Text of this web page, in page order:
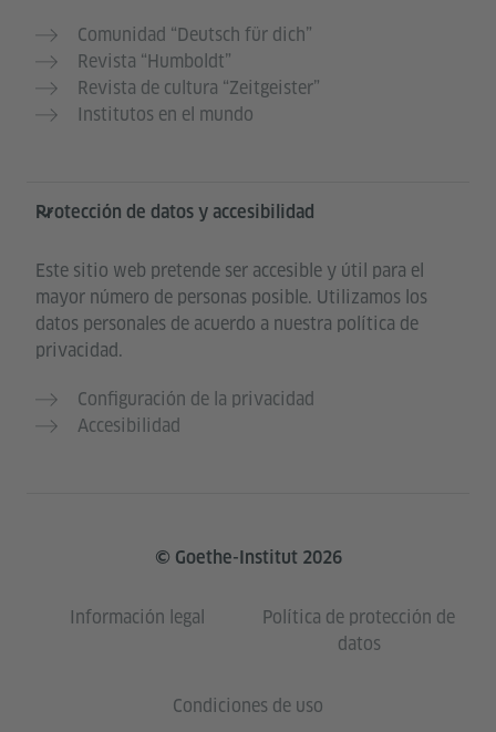
Comunidad “Deutsch für dich”
Revista “Humboldt”
Revista de cultura “Zeitgeister”
Institutos en el mundo
Protección de datos y accesibilidad
Este sitio web pretende ser accesible y útil para el
mayor número de personas posible. Utilizamos los
datos personales de acuerdo a nuestra política de
privacidad.
Configuración de la privacidad
Accesibilidad
© Goethe-Institut 2026
Información legal
Política de protección de
datos
Condiciones de uso